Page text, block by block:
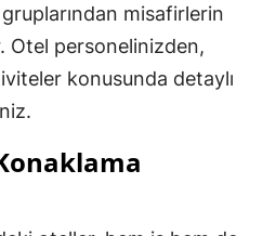
misafirlerin
Otel personelinizden,
konusunda detaylı